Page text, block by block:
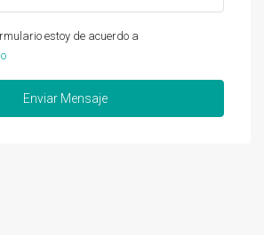
estoy de acuerdo a
Enviar Mensaje